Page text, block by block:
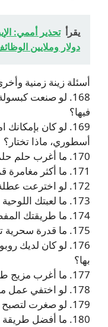
يقرأ
دولار وملايين
أسئلة زينة زمنية
168. لو صنعت
فيها؟
169. لو كان
أسطوري، ماذا تختار؟
170. ما أغرب حلم حلمت به؟
171. ما أكثر مغامرة قمت بها حتى الآن؟
172. لو اخترعت عطلة جديدة، ما هي ولماذا؟
173. ما لعبتك اللوحية أو الإلكترونية المفضلة ولماذا؟
174. ما طريقتك المفضلة لقضاء يوم ممطر؟
175. ما قدرة سحرية تتمنى امتلاكها وماذا ستفعل بها؟
176. لو كان لديك
بها؟
177. ما أغرب مزيج طعام يعجبك مذاقه؟
178. لو اختفي عمل منزلي واحد، أيّ عمل تختار؟
179. لو صغرت لتصبح بحجم حشرة ليوم، ماذا تفعل؟
180. ما أفضل طريقة لقضاء يوم ثلجي؟